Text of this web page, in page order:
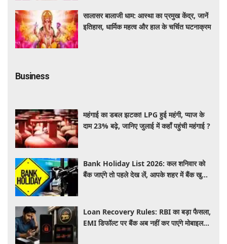
सालासर बालाजी धाम: आस्था का प्रमुख केंद्र, जानें
इतिहास, धार्मिक महत्व और हाल के चर्चित घटनाक्रम
Business
महंगाई का डबल झटका! LPG हुई महंगी, प्याज के
दाम 23% बढ़े, जानिए जुलाई में कहाँ पहुंची महंगाई ?
Bank Holiday List 2026: कल शनिवार को
बैंक जाएंगे तो पहले देख लें, आपके शहर में बैंक खुले
Loan Recovery Rules: RBI का बड़ा फैसला,
EMI डिफॉल्ट पर बैंक अब नहीं कर पाएंगे मोबाइल